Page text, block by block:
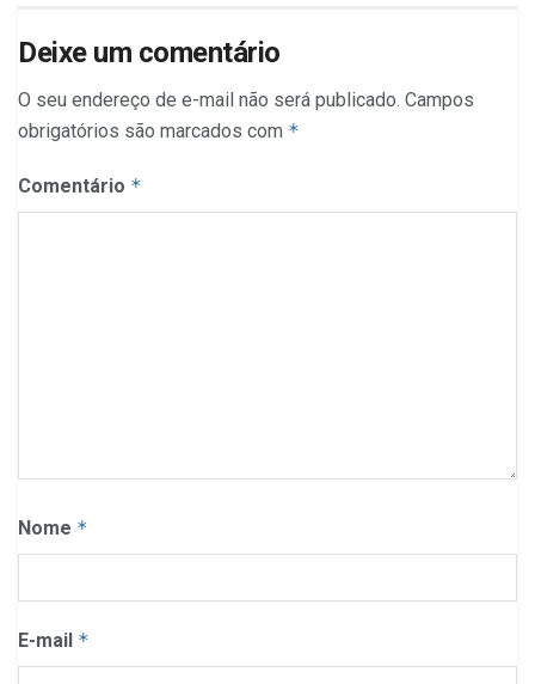
Deixe um comentário
O seu endereço de e-mail não será publicado. Campos
obrigatórios são marcados com *
Comentário *
Nome *
E-mail *